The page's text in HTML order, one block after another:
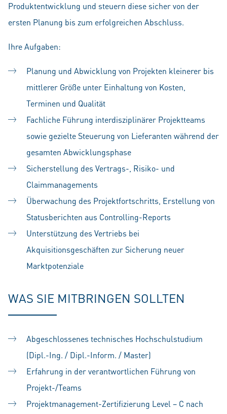
Produktentwicklung und steuern diese sicher von der
ersten Planung bis zum erfolgreichen Abschluss.
Ihre Aufgaben:
Planung und Abwicklung von Projekten kleinerer bis
mittlerer Größe unter Einhaltung von Kosten,
Terminen und Qualität
Fachliche Führung interdisziplinärer Projektteams
sowie gezielte Steuerung von Lieferanten während der
gesamten Abwicklungsphase
Sicherstellung des Vertrags-, Risiko- und
Claimmanagements
Überwachung des Projektfortschritts, Erstellung von
Statusberichten aus Controlling-Reports
Unterstützung des Vertriebs bei
Akquisitionsgeschäften zur Sicherung neuer
Marktpotenziale
WAS SIE MITBRINGEN SOLLTEN
Abgeschlossenes technisches Hochschulstudium
(Dipl.-Ing. / Dipl.-Inform. / Master)
Erfahrung in der verantwortlichen Führung von
Projekt-/Teams
Projektmanagement-Zertifizierung Level – C nach